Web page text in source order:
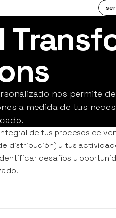
nos permite
a medida de tus
de tus procesos de
distribución) y tus
desafíos y